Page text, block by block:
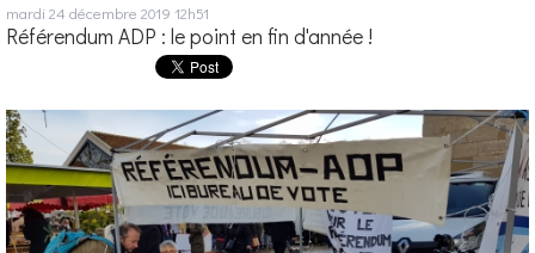
mardi 24 décembre 2019 12h51
Référendum ADP : le point en fin d'année !